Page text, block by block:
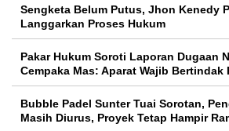
Sengketa Belum Putus, Jhon Kenedy
Langgarkan Proses Hukum
Pakar Hukum Soroti Laporan Dugaan
Cempaka Mas: Aparat Wajib Bertindak
Bubble Padel Sunter Tuai Sorotan,
Masih Diurus, Proyek Tetap Hampir